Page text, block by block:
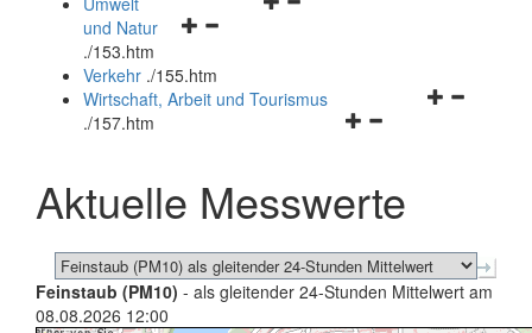
Navigationsmenü
und
schließen
und Natur
./153.htm
Verkehr ./155.htm
Navigationsmenü
schließen
Wirtschaft, Arbeit und Tourismus
./157.htm
Aktuelle Messwerte
Feinstaub (PM10) - als gleitender 24-Stunden Mittelwert am
08.08.2026 12:00